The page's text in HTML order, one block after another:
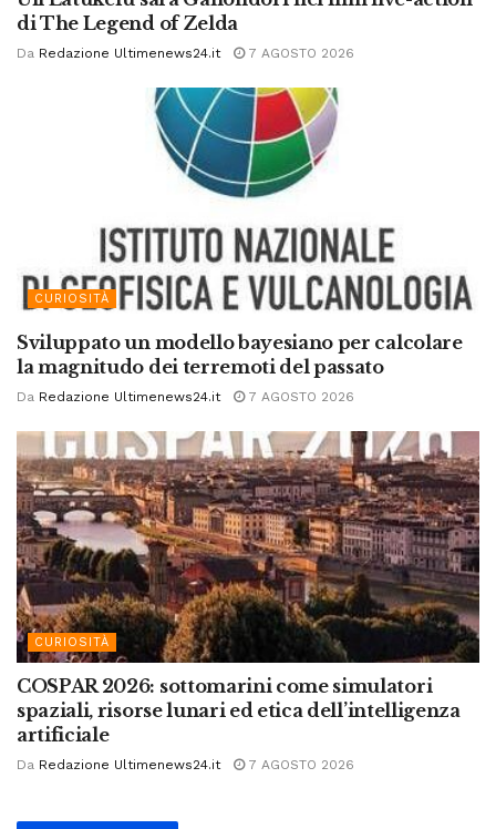
di The Legend of Zelda
Da Redazione Ultimenews24.it 7 AGOSTO 2026
CURIOSITÀ
Sviluppato un modello bayesiano per calcolare
la magnitudo dei terremoti del passato
Da Redazione Ultimenews24.it 7 AGOSTO 2026
CURIOSITÀ
COSPAR 2026: sottomarini come simulatori
spaziali, risorse lunari ed etica dell’intelligenza
artificiale
Da Redazione Ultimenews24.it 7 AGOSTO 2026